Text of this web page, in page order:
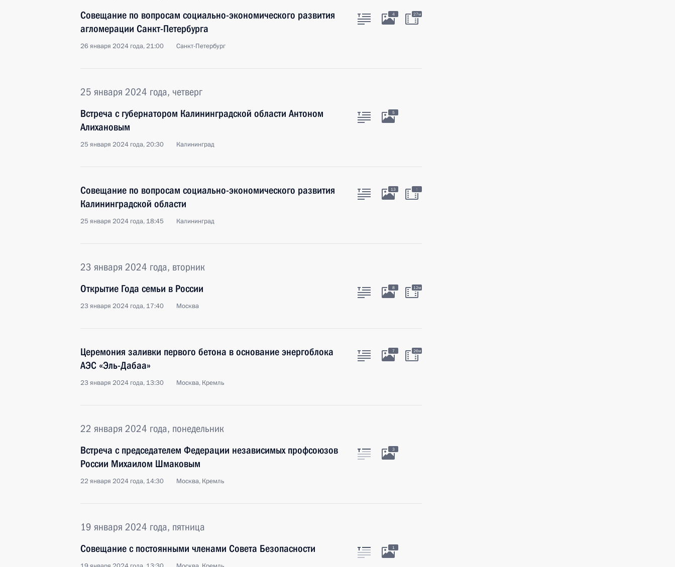
Совещание по вопросам социально-экономического развития
агломерации Санкт-Петербурга
26 января 2024 года, 21:00 Санкт-Петербург
4 27м
25 января 2024 года, четверг
Встреча с губернатором Калининградской области Антоном
Алихановым
25 января 2024 года, 20:30 Калининград
5
Совещание по вопросам социально-экономического развития
Калининградской области
25 января 2024 года, 18:45 Калининград
13 :
23 января 2024 года, вторник
Открытие Года семьи в России
23 января 2024 года, 17:40 Москва
8 12м
Церемония заливки первого бетона в основание энергоблока
АЭС «Эль-Дабаа»
23 января 2024 года, 13:30 Москва, Кремль
7 26м
22 января 2024 года, понедельник
Встреча с председателем Федерации независимых профсоюзов
России Михаилом Шмаковым
22 января 2024 года, 14:30 Москва, Кремль
3
19 января 2024 года, пятница
Совещание с постоянными членами Совета Безопасности
1